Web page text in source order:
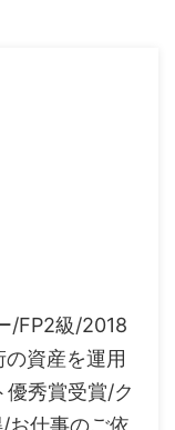
/FP2級/2018
資産を運用
優秀賞受賞/ク
お仕事のご依